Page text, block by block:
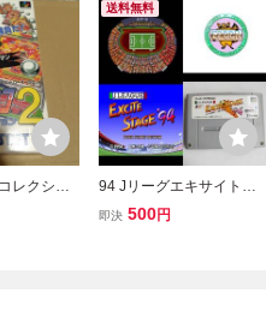
レクショ
ーファミ
送料無料
94 Jリーグエキサイトス
テージ スーパーファミコ
即決 500円